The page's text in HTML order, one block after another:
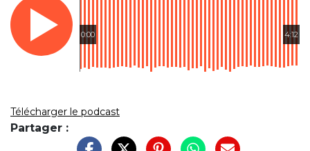
0:00 4:12
Télécharger le podcast
Partager :